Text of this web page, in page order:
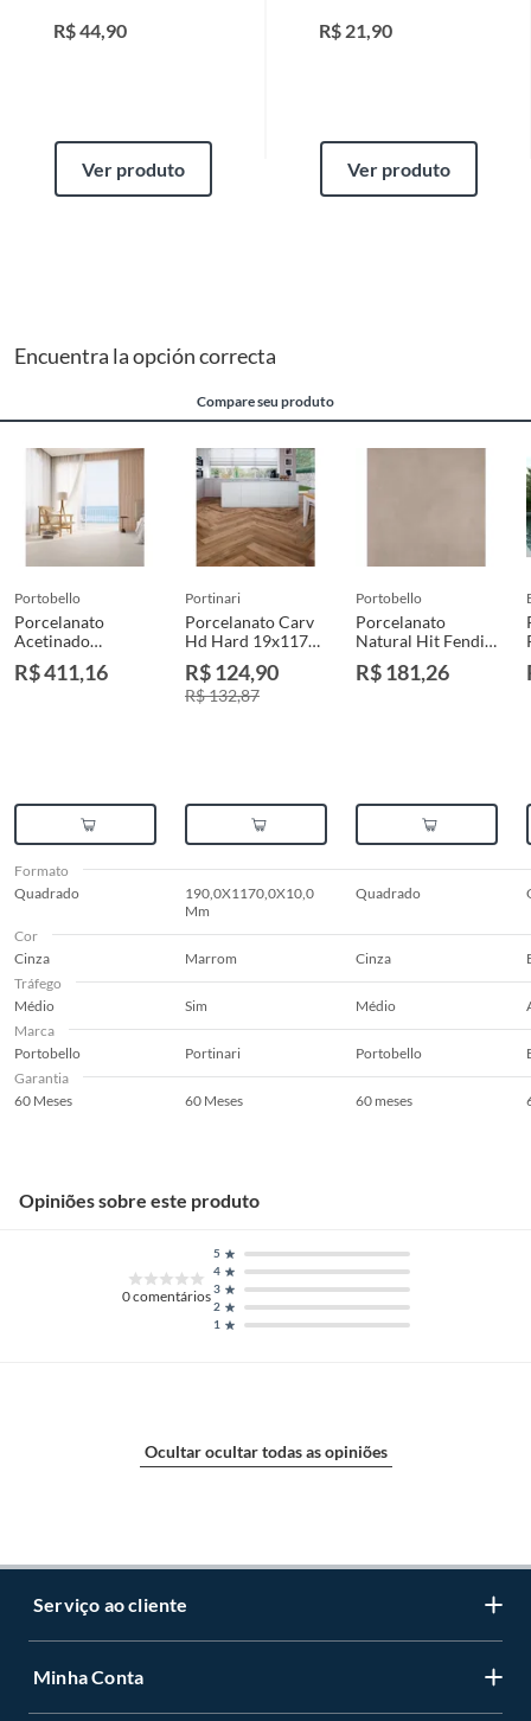
R$44,90
Ver produto
R$ 21,90
Ver produto
Encuentra la opción correcta
Compare seu produto
portobello
Porcelanato
Acetinado
Esmaltado Cinza
90x90cm
R$ 411,16
portinari
Porcelanato Carv
Hd Hard 19x117
Ret Cx1,33
R$ 124,90
R$ 132,87
portobello
Porcelanato
Natural Hit Fendi
80x80cm Caixa
1,91m² Retificado
R$ 181,26
Formato
Quadrado
190,0X1170,0X10,0
Mm
Quadrado
Cor
Cinza
Marrom Cinza
Tráfego
Médio
Sim Médio
Marca
Portobello
Portinari Portobello
Garantia
60 Meses
60 Meses 60 meses
Opiniões sobre este produto
0comentários
1
2
3
4
5
Ocultar ocultar todas as opiniões
Serviço ao cliente
Centro de ajuda
Minha Conta